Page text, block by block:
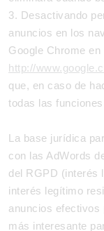
3. Desactivando
anuncios en los
Google Chrome en
http://
que, en caso de
todas las
La base jurídica
con las AdWords
del RGPD (interés
interés legítimo
anuncios efectivos
más interesante